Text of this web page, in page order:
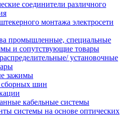
соединители различного
монтажа электросети
промышленные, специальные
и сопутствующие товары
установочные
зажимы
шин
кабельные системы
системы на основе оптических